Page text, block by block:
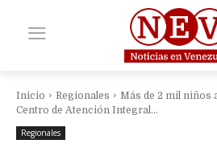
Inicio Regionales
Más de 2 mil niños
Centro de Atención Integral...
Regionales